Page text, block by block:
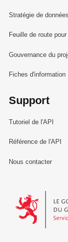
Stratégie de
Feuille de route
Gouvernance du
Fiches d'information
Support
Tutoriel de l'API
Référence de l'API
Nous contacter
Le